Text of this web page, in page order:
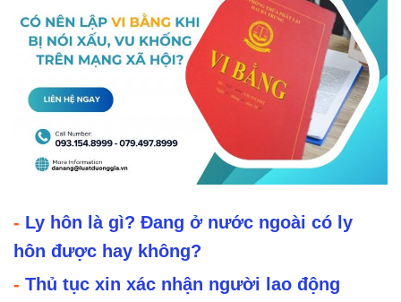
- Ly hôn là gì? Đang ở nước ngoài có ly
hôn được hay không?
- Thủ tục xin xác nhận người lao động